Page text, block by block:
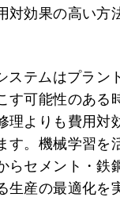
対効果の高い方
ステムはプラン
す可能性のある
理よりも費用対
す。機械学習を
らセメント・鉄
生産の最適化を